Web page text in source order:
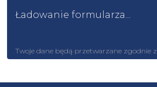
Ładowanie formularza...
Twoje dane będą przetwarzane zgodnie z